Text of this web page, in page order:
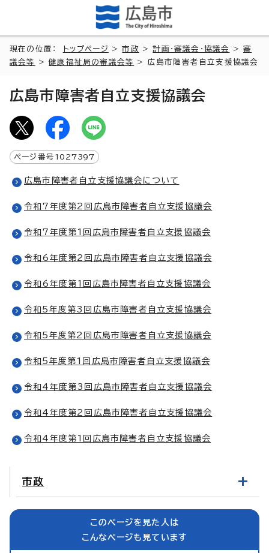
現在の位置： トップページ >市政 >計画・審議会・協議会 >審
議会等
>健康福祉局の審議会等 > 広島市障害者自立支援協議会
広島市障害者自立支援協議会
ページ番号 1027397
広島市障害者自立支援協議会について
令和7年度第2回広島市障害者自立支援協議会
令和7年度第1回広島市障害者自立支援協議会
令和6年度第2回広島市障害者自立支援協議会
令和6年度第1回広島市障害者自立支援協議会
令和5年度第3回広島市障害者自立支援協議会
令和5年度第2回広島市障害者自立支援協議会
令和5年度第1回広島市障害者自立支援協議会
令和4年度第3回広島市障害者自立支援協議会
令和4年度第2回広島市障害者自立支援協議会
令和4年度第1回広島市障害者自立支援協議会
市政
このページを見た人は
こんなページも見ています